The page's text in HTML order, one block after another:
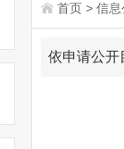
首页 > 信息
依申请公开